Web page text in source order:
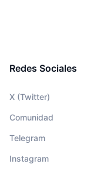
Redes Sociales
X (Twitter)
Comunidad
Telegram
Instagram